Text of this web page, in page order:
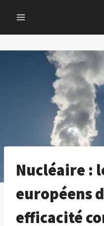
content
Nucléaire :
européens
efficacité